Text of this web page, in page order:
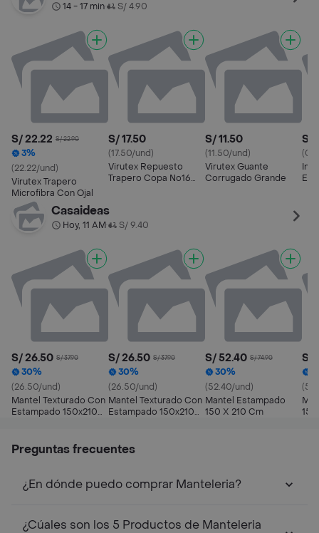
14 - 17 min• S/ 4.90
S/ 22.22 S/ 22.90
3%
(22.22/und)
Virutex Trapero
Microfibra Con Ojal
S/ 17.50
(17.50/und)
Virutex Repuesto
Trapero Copa No16
S/ 11.50
(11.50/und)
Virutex Guante
Corrugado Grande
S/
Inti
Casaideas
Hoy, 11 AM• S/ 9.40
S/ 26.50 S/ 37.90
30%
(26.50/und)
Mantel Texturado Con
Estampado 150x210
S/ 26.50 S/ 37.90
30%
(26.50/und)
Mantel Texturado Con
Estampado 150x210
S/ 52.40 S/ 74.90
30%
(52.40/und)
Mantel Estampado
150 X 210 Cm
S/
Preguntas frecuentes
¿En dónde puedo comprar Manteleria?
¿Cúales son los 5 Productos de Manteleria